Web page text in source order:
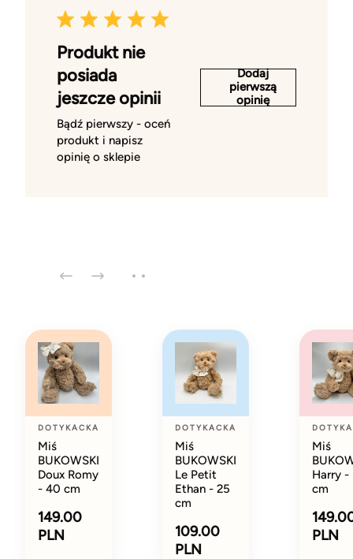
Produkt nie
posiada
jeszcze opinii
Bądź pierwszy - oceń
produkt i napisz
opinię o sklepie
Dodaj
pierwszą
opinię
DOTYKACKA
Miś
BUKOWSKI
Doux Romy
- 40 cm
149.00
PLN
DOTYKACKA
Miś
BUKOWSKI
Le Petit
Ethan - 25
cm
109.00
PLN
Miś
Harry -
cm
PLN